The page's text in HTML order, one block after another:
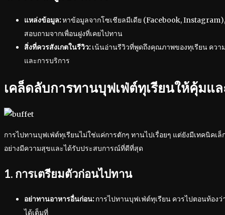
แหล่งข้อมูล:หาข้อมูลจากโซเชียลมีเดีย (Facebook,
สอบถามจากเพื่อนฝูงที่เคยไปทาน
สิ่งที่ควรสังเกตในรีวิว:เน้นอ่านรีวิวที่พูดถึงคุณภาพของทุเรียน ควา
และการบริการ
เคล็ดลับการทานบุฟเฟ่ต์ทุเรียนให้คุ้มแ
การไปทานบุฟเฟ่ต์ทุเรียนไม่ใช่แค่การตักๆ ทานไปเรื่อยๆ แต่ยังมีเทคนิคเ
อย่างมีความสุขและได้รับประสบการณ์ที่ดีที่สุด
1. การเตรียมตัวก่อนไปทาน
อย่าทานอาหารอื่นก่อน:การไปทานบุฟเฟ่ต์ทุเรียน ควรไปตอนท้อง
ได้เต็มที่